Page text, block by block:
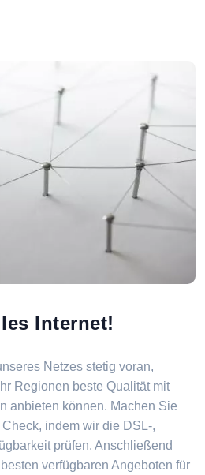
Internet!
Netzes stetig voran,
Regionen beste Qualität mit
anbieten können. Machen Sie
indem wir die DSL-,
prüfen. Anschließend
verfügbaren Angeboten für